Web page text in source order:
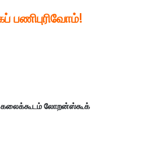
பணிபுரிவோம்!
கலைக்கூடம்லோறன்ஸ்கூக்